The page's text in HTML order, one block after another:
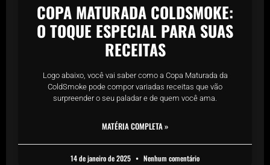
COPA MATURADA COLDSMOKE:
O TOQUE ESPECIAL PARA SUAS
RECEITAS
Logo abaixo, você vai saber como a Copa Maturada da
ColdSmoke pode compor variadas receitas que vão
surpreender o seu paladar e de quem você ama.
MATÉRIA COMPLETA »
14 de janeiro de 2025 Nenhum comentário